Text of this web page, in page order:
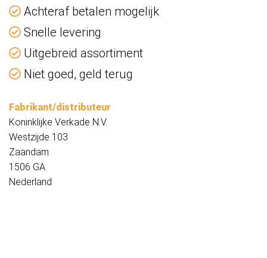
Achteraf betalen mogelijk
Snelle levering
Uitgebreid assortiment
Niet goed, geld terug
Fabrikant/distributeur
Koninklijke Verkade N.V.
Westzijde 103
Zaandam
1506 GA
Nederland